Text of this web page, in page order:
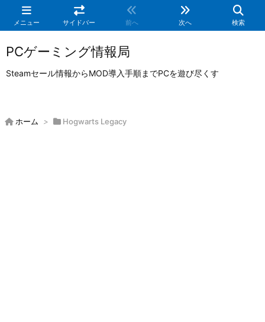
メニュー サイドバー 前へ 次へ 検索
PCゲーミング情報局
Steamセール情報からMOD導入手順までPCを遊び尽くす
ホーム > Hogwarts Legacy